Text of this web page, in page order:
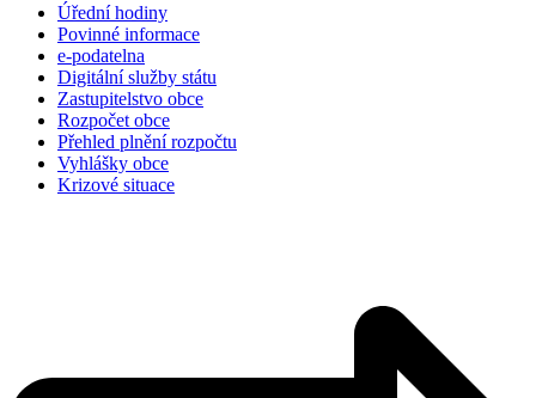
Úřední hodiny
Povinné informace
e-podatelna
Digitální služby státu
Zastupitelstvo obce
Rozpočet obce
Přehled plnění rozpočtu
Vyhlášky obce
Krizové situace